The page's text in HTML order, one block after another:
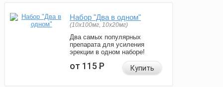
Набор "Два в одном"
(10x100мг, 10x20мг)
Два самых популярных
препарата для усиления
эрекции в одном наборе!
от 115Р Купить